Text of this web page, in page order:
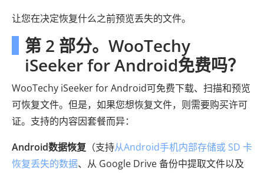
让您在决定恢复什么之前预览丢失的文件。
第 2 部分。WooTechy
iSeeker for Android免费吗？
WooTechy iSeeker for Android可免费下载、扫描和预览
可恢复文件。但是，如果您想恢复文件，则需要购买许可
证。支持的内容因套餐而异：
Android数据恢复 （支持从Android手机内部存储或 SD 卡
恢复丢失的数据、从 Google Drive 备份中提取文件以及